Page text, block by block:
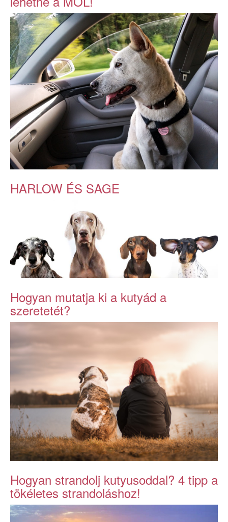
HARLOW ÉS SAGE
Hogyan mutatja ki a kutyád a
szeretetét?
Hogyan strandolj kutyusoddal? 4 tipp a
tökéletes strandoláshoz!